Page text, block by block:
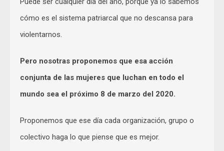
cómo es el sistema patriarcal que no descansa para
violentarnos.
Pero nosotras proponemos que esa acción
conjunta de las mujeres que luchan en todo el
mundo sea el próximo 8 de marzo del 2020.
Proponemos que ese día cada organización, grupo o
colectivo haga lo que piense que es mejor.